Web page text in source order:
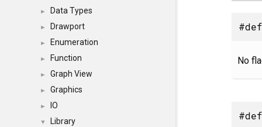
► Data Types
► Drawport
► Enumeration
► Function
► Graph View
► Graphics
► IO
▼ Library
No